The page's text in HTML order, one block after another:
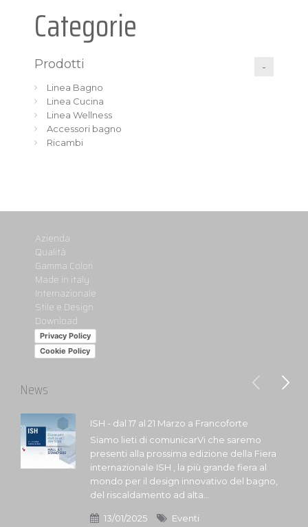
Categorie
Prodotti
Linea Bagno
Linea Cucina
Linea Wellness
Accessori bagno
Ricambi
Azienda
Qualità
Gamma Colori
Made in italy
Internazionale
Stile e Design
Download
Privacy Policy
Cookie Policy
News
ISH - dal 17 al 21 Marzo a Francoforte
Siamo lieti di comunicarVi che saremo
presenti alla prossima edizione della Fiera
internazionale ISH , la più grande fiera al
mondo per il design innovativo del bagno,
del riscaldamento ad alta...
13/01/2025 Eventi